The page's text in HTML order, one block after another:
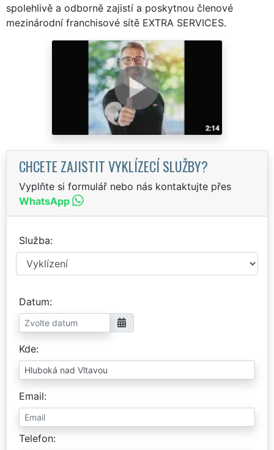
spolehlivě a odborně zajistí a poskytnou členové
mezinárodní franchisové sítě EXTRA SERVICES.
CHCETE ZAJISTIT VYKLÍZECÍ SLUŽBY?
Vyplňte si formulář nebo nás kontaktujte přes
WhatsApp
Služba
Datum
Kde
Email
Telefon